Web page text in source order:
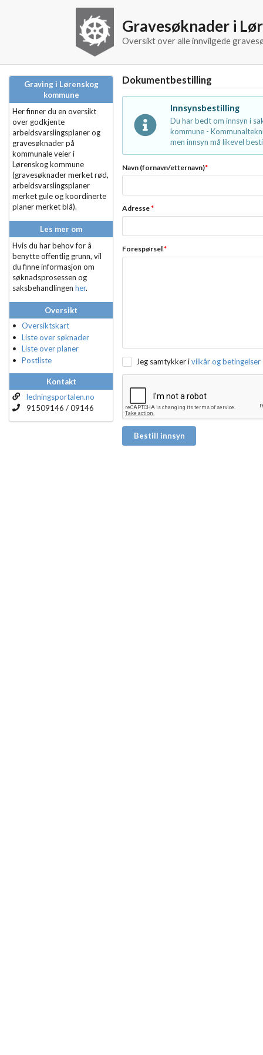
Gravesøknader i
Oversikt over alle innvilgede
Graving i Lørenskog
kommune
Her finner du en oversikt
over godkjente
arbeidsvarslingsplaner og
gravesøknader på
kommunale veier i
Lørenskog kommune
(gravesøknader merket rød,
arbeidsvarslingsplaner
merket gule og koordinerte
planer merket blå).
Les mer om
Hvis du har behov for å
benytte offentlig grunn, vil
du finne informasjon om
søknadsprosessen og
saksbehandlingen her.
Oversikt
Oversiktskart
Liste over søknader
Liste over planer
Postliste
Kontakt
ledningsportalen.no
91509146 / 09146
Dokumentbestilling
Innsynsbestilling
Du har bedt om innsyn i
kommune -
men innsyn må likevel
Navn (fornavn/etternavn)*
Adresse*
Forespørsel*
Jeg samtykker i vilkår og betingelser
Bestill innsyn